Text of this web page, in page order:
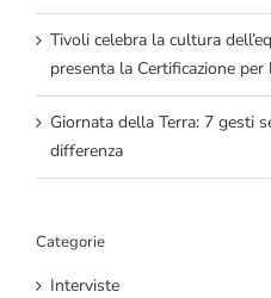
Tivoli celebra la cultura
presenta la Certificazione per
Giornata della Terra: 7 gesti
differenza
Categorie
Interviste